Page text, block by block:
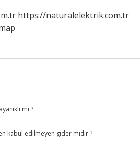
https://naturalelektrik.com.tr
mı ?
kabul edilmeyen gider midir ?